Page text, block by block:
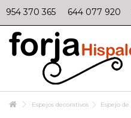
954 370 365 644 077 920
Espejos decorativos Espejo